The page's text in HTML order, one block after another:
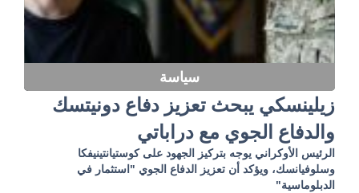
سياسة
زيلينسكي يبحث تعزيز دفاع دونيتسك
والدفاع الجوي مع دراباتي
الرئيس الأوكراني يوجه بتركيز الجهود على كوستيانتينيفكا
وسلوفيانسك، ويؤكد أن تعزيز الدفاع الجوي "استثمار في
الدبلوماسية"